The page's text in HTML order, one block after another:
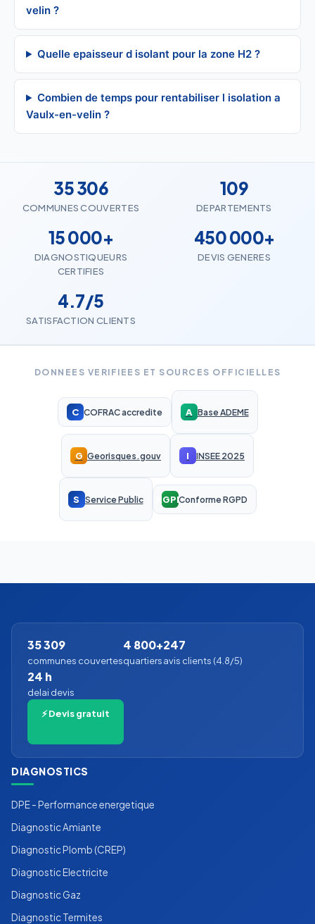
velin ?
Quelle epaisseur d isolant pour la zone H2 ?
Combien de temps pour rentabiliser l isolation a
Vaulx-en-velin ?
35 306
COMMUNES COUVERTES
109
DEPARTEMENTS
15 000+
DIAGNOSTIQUEURS
CERTIFIES
450 000+
DEVIS GENERES
4.7/5
SATISFACTION CLIENTS
DONNEES VERIFIEES ET SOURCES OFFICIELLES
C COFRAC accredite A Base ADEME
G Georisques.gouv I INSEE 2025
S Service Public RGPDConforme RGPD
35 309
communes couvertes
4 800+
quartiers
247
avis clients (4.8/5)
24 h
delai devis
⚡ Devis gratuit
DIAGNOSTICS
DPE - Performance energetique
Diagnostic Amiante
Diagnostic Plomb (CREP)
Diagnostic Electricite
Diagnostic Gaz
Diagnostic Termites